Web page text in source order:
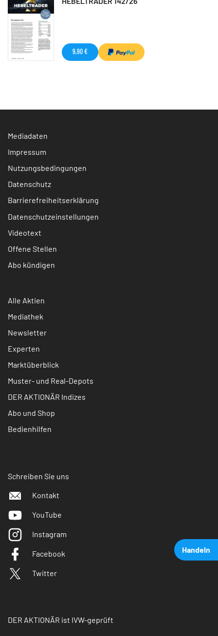
Handeln
9,90 €
Mediadaten
Impressum
Nutzungsbedingungen
Datenschutz
Barrierefreiheitserklärung
Datenschutzeinstellungen
Videotext
Offene Stellen
Abo kündigen
Alle Aktien
Mediathek
Newsletter
Experten
Marktüberblick
Muster- und Real-Depots
DER AKTIONÄR Indizes
Abo und Shop
Bedienhilfen
Schreiben Sie uns
Kontakt
YouTube
Instagram
Facebook
Twitter
DER AKTIONÄR ist IVW-geprüft